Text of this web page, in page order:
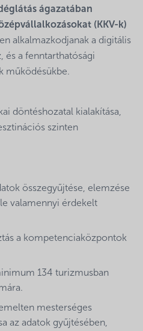
ágazatában
(KKV-k)
alkalmazkodjanak a digitális
és a fenntarthatósági
működésükbe.
döntéshozatal kialakítása,
szinten
összegyűjtése, elemzése
valamennyi érdekelt
a kompetenciaközpontok
134 turizmusban
mesterséges
az adatok gyűjtésében,